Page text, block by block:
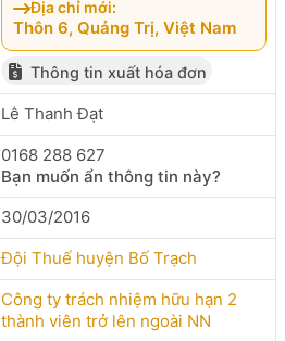
Địa chỉ mới:
Thôn 6, Quảng Trị, Việt Nam
Thông tin xuất hóa đơn
Lê Thanh Đạt
0168 288 627
Bạn muốn ẩn thông tin này?
30/03/2016
Đội Thuế huyện Bố Trạch
Công ty trách nhiệm hữu hạn 2
thành viên trở lên ngoài NN